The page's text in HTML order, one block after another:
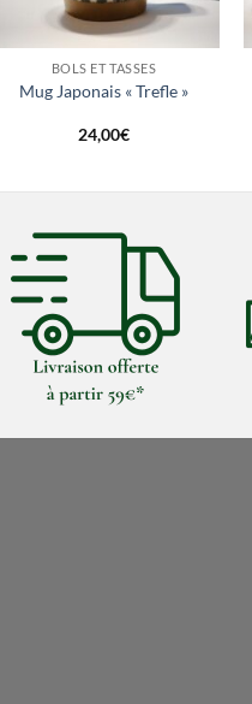
BOLS ET TASSES
Mug Japonais « Trefle »
24,00€